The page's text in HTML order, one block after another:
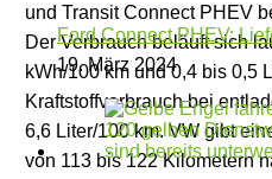
und Transit Connect PHEV
Der Verbrauch beläuft sich
kWh/100 km und 0,4 bis 0,5
Kraftstoffverbrauch bei
6,6 Liter/100 km. VW gibt
von 113 bis 122 Kilometern
Ford Connect PHEV:
19. März 2024